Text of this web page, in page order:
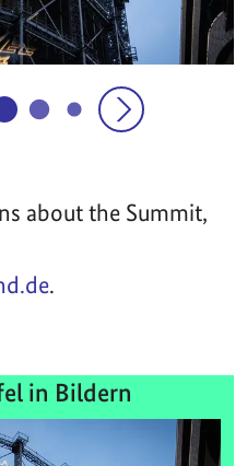
about the Summit,
.
in Bildern